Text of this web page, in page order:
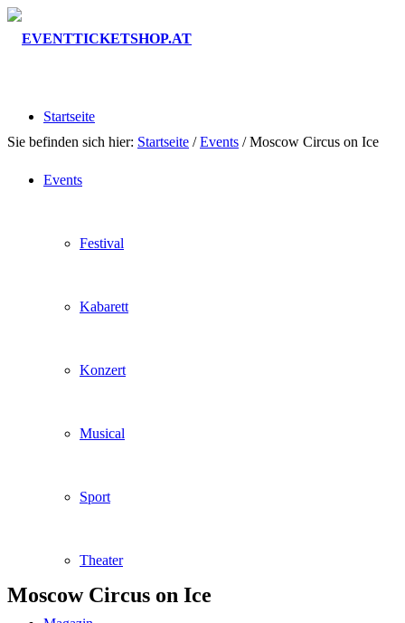
Startseite
Events
Festival
Kabarett
Konzert
Musical
Sport
Theater
Sie befinden sich hier: Startseite / Events / Moscow Circus on Ice
Moscow Circus on Ice